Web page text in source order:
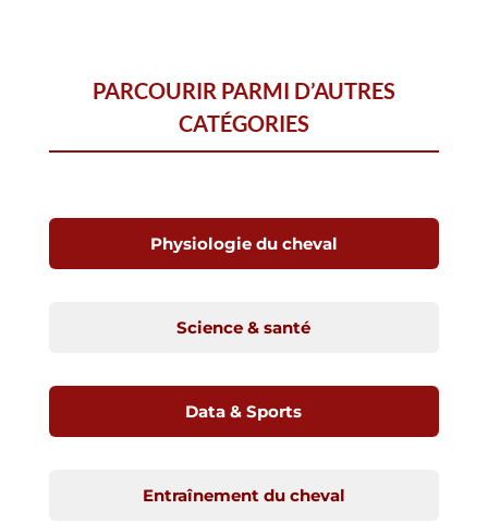
PARCOURIR PARMI D’AUTRES
CATÉGORIES
Physiologie du cheval
Science & santé
Data & Sports
Entraînement du cheval